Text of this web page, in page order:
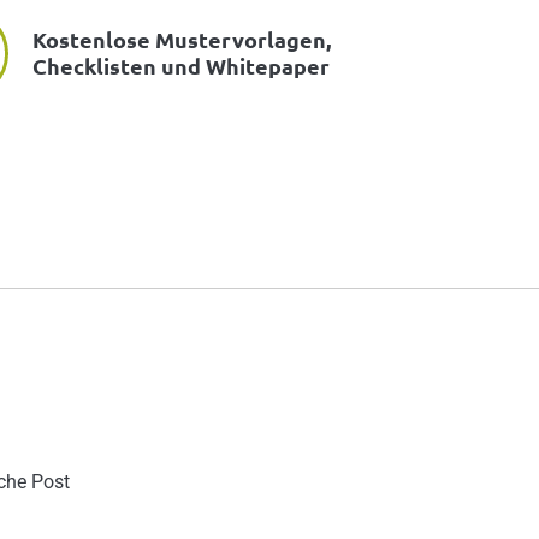
Kostenlose Mustervorlagen,
Checklisten und Whitepaper
Post